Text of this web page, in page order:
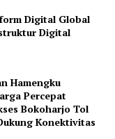
Digital Global
Digital
Hamengku
Percepat
Bokoharjo Tol
Konektivitas